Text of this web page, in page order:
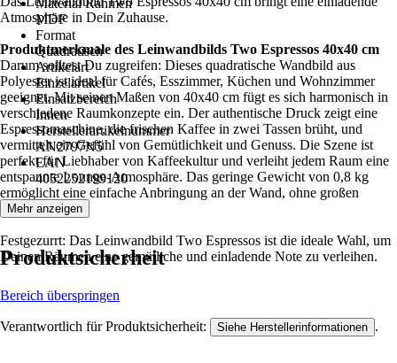
Material Rahmen
MDF
Format
Quadratisch
Artikelart
Einzelartikel
Einsatzbereich
Innen
Herstellerartikelnummer
AN2797N5
EAN
4052252199120
Atmosphäre in Dein Zuhause.
Produktmerkmale des Leinwandbilds Two Espressos 40x40 cm
Darum solltest Du zugreifen: Dieses quadratische Wandbild aus
Polyester ist ideal für Cafés, Esszimmer, Küchen und Wohnzimmer
geeignet. Mit seinen Maßen von 40x40 cm fügt es sich harmonisch in
verschiedene Raumkonzepte ein. Der authentische Druck zeigt eine
Espressomaschine, die frischen Kaffee in zwei Tassen brüht, und
vermittelt ein Gefühl von Gemütlichkeit und Genuss. Die Szene ist
perfekt für Liebhaber von Kaffeekultur und verleiht jedem Raum eine
entspannte Lounge-Atmosphäre. Das geringe Gewicht von 0,8 kg
ermöglicht eine einfache Anbringung an der Wand, ohne großen
Aufwand.
Festgezurrt: Das Leinwandbild Two Espressos ist die ideale Wahl, um
Deinen Räumen eine gemütliche und einladende Note zu verleihen.
Mehr anzeigen
Produktsicherheit
Bereich überspringen
Verantwortlich für Produktsicherheit: Siehe Herstellerinformationen .